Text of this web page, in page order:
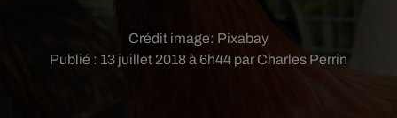
Publié : 13 juillet 2018 à 6h44 par Charles Perrin
Crédit image: Pixabay